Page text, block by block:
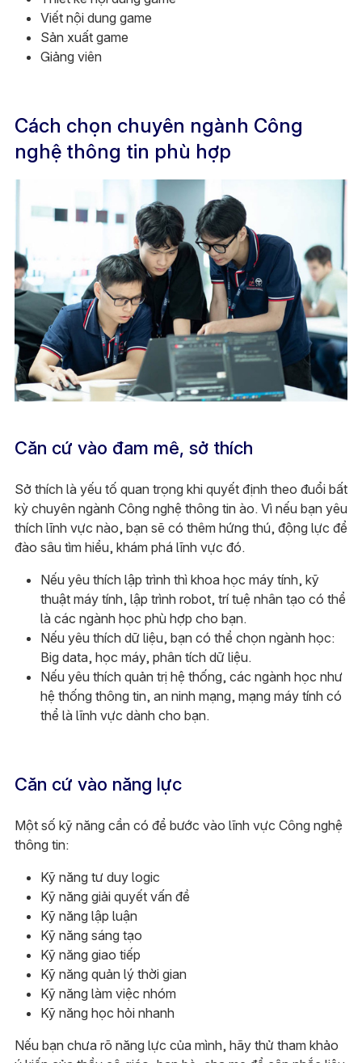
Viết nội dung game
Sản xuất game
Giảng viên
Cách chọn chuyên ngành Công
nghệ thông tin phù hợp
Căn cứ vào đam mê, sở thích
Sở thích là yếu tố quan trọng khi quyết định theo đuổi bất
kỳ chuyên ngành Công nghệ thông tin ào. Vì nếu bạn yêu
thích lĩnh vực nào, bạn sẽ có thêm hứng thú, động lực để
đào sâu tìm hiểu, khám phá lĩnh vực đó.
Nếu yêu thích lập trình thì khoa học máy tính, kỹ
thuật máy tính, lập trình robot, trí tuệ nhân tạo có thể
là các ngành học phù hợp cho bạn.
Nếu yêu thích dữ liệu, bạn có thể chọn ngành học:
Big data, học máy, phân tích dữ liệu.
Nếu yêu thích quản trị hệ thống, các ngành học như
hệ thống thông tin, an ninh mạng, mạng máy tính có
thể là lĩnh vực dành cho bạn.
Căn cứ vào năng lực
Một số kỹ năng cần có để bước vào lĩnh vực Công nghệ
thông tin:
Kỹ năng tư duy logic
Kỹ năng giải quyết vấn đề
Kỹ năng lập luận
Kỹ năng sáng tạo
Kỹ năng giao tiếp
Kỹ năng quản lý thời gian
Kỹ năng làm việc nhóm
Kỹ năng học hỏi nhanh
Nếu bạn chưa rõ năng lực của mình, hãy thử tham khảo